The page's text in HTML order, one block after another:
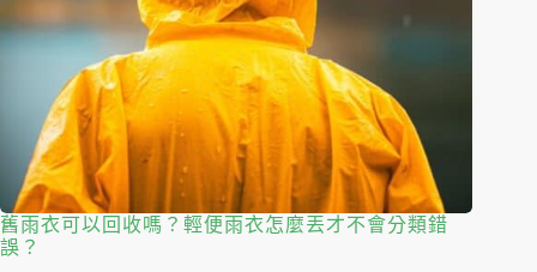
舊雨衣可以回收嗎？輕便雨衣怎麼丟才不會分類錯
誤？